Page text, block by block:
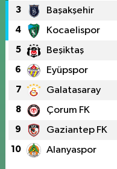
3 Başakşehir
4 Kocaelispor
5 Beşiktaş
6 Eyüpspor
7 Galatasaray
8 Çorum FK
9 Gaziantep FK
10 Alanyaspor